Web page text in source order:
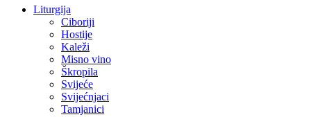
Liturgija
Ciboriji
Hostije
Kaleži
Misno vino
Škropila
Svijeće
Svijećnjaci
Tamjanici